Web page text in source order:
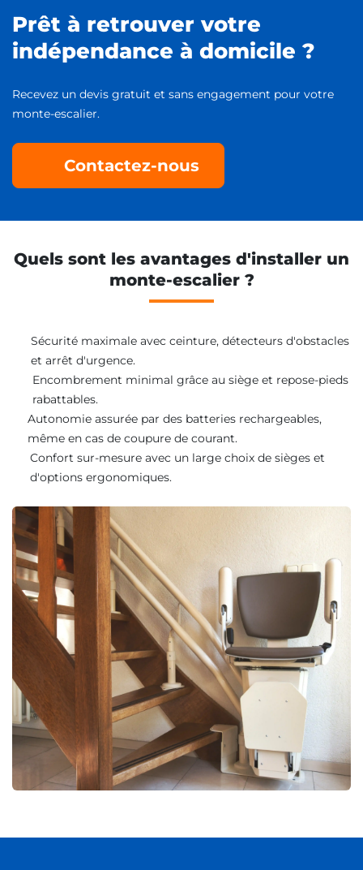
Prêt à retrouver votre
indépendance à domicile ?
Recevez un devis gratuit et sans engagement pour votre
monte-escalier.
Contactez-nous
Quels sont les avantages d'installer un
monte-escalier ?
Sécurité maximale avec ceinture, détecteurs d'obstacles
et arrêt d'urgence.
Encombrement minimal grâce au siège et repose-pieds
rabattables.
Autonomie assurée par des batteries rechargeables,
même en cas de coupure de courant.
Confort sur-mesure avec un large choix de sièges et
d'options ergonomiques.